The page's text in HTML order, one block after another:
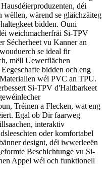
déi
wëllen, wärend se gläichzäiteg
bidden. Ouni
weichmacherfräi Si-TPV
Sécherheet vu Kanner an
se ideal fir
mëll Uewerflächen
bidden och eng
wéi PVC an TPU.
Si-TPV d'Haltbarkeet
Tréinen a Flecken, wat eng
Egal ob Dir faarweg
interaktiv
oder komfortabel
designt, déi iwwerleeën
Beschichtunge vu Si-
Appel wéi och funktionell